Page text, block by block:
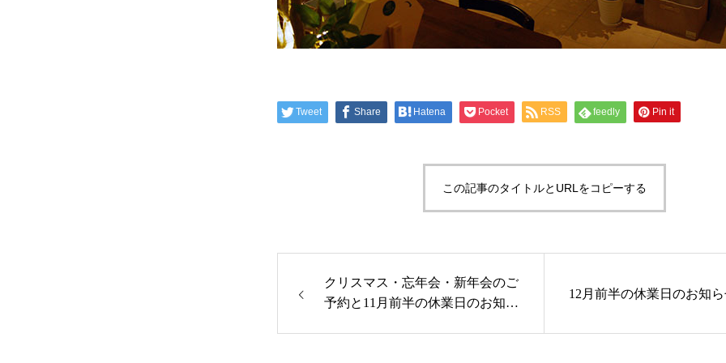
Tweet Share Hatena Pocket RSS feedly Pin it
この記事のタイトルとURLをコピーする
クリスマス・忘年会・新年会のご
予約と11月前半の休業日のお知ら
12月前半の休業日のお知